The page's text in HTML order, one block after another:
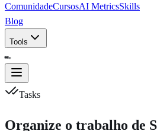
ComunidadeCursosAI MetricsSkills
Blog
Tools
Tasks
Organize o trabalho de